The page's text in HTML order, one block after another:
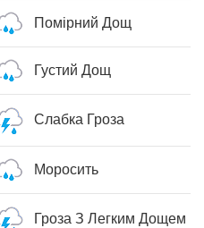
Помірний Дощ
Густий Дощ
Слабка Гроза
Моросить
Гроза З Легким Дощем